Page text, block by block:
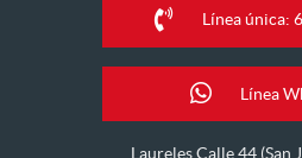
Línea única:
Línea
Laureles Calle 44 (San